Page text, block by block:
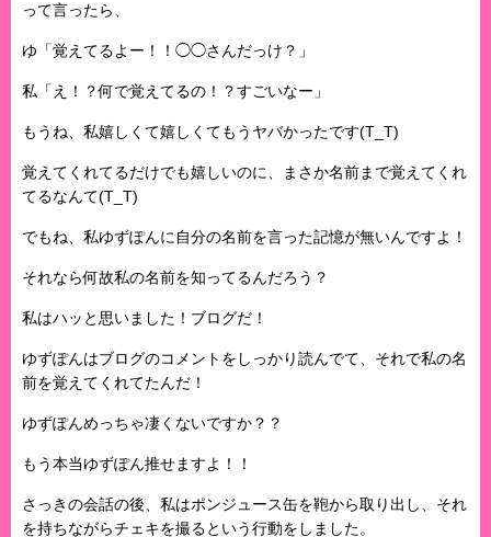
って言ったら、
ゆ「覚えてるよー！！◯◯さんだっけ？」
私「え！？何で覚えてるの！？すごいなー」
もうね、私嬉しくて嬉しくてもうヤバかったです(T_T)
覚えてくれてるだけでも嬉しいのに、まさか名前まで覚えてくれ
てるなんて(T_T)
でもね、私ゆずぽんに自分の名前を言った記憶が無いんですよ！
それなら何故私の名前を知ってるんだろう？
私はハッと思いました！ブログだ！
ゆずぽんはブログのコメントをしっかり読んでて、それで私の名
前を覚えてくれてたんだ！
ゆずぽんめっちゃ凄くないですか？？
もう本当ゆずぽん推せますよ！！
さっきの会話の後、私はポンジュース缶を鞄から取り出し、それ
を持ちながらチェキを撮るという行動をしました。